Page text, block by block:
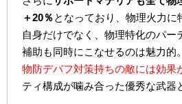
＋20％となっており、物理火力に
自身だけでなく、物理特化のパー
補助も同時にこなせるのは魅力的。
物防デバフ対策持ちの敵には効果
ティ構成が噛み合った優秀な武器